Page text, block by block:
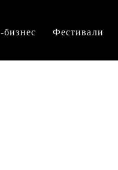
Фестивали